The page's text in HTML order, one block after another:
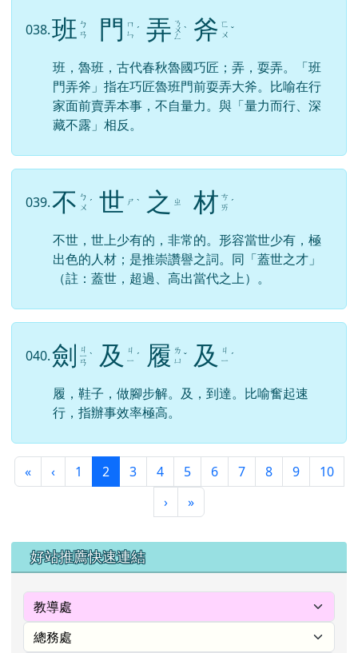
038.班 ㄅ
ㄢ
門
ㄇ
ㄣ ˊ 弄 ㄋ
ㄨ
ㄥ
ˋ 斧 ㄈ
ㄨ ˇ
班，魯班，古代春秋魯國巧匠；弄，耍弄。「班
門弄斧」指在巧匠魯班門前耍弄大斧。比喻在行
家面前賣弄本事，不自量力。與「量力而行、深
藏不露」相反。
039.不 ㄅ
ㄨ ˊ 世 ㄕ ˋ 之 ㄓ 材 ㄘ
ㄞ ˊ
不世，世上少有的，非常的。形容當世少有，極
出色的人材；是推崇讚譽之詞。同「蓋世之才」
（註：蓋世，超過、高出當代之上）。
040.劍 ㄐ
ㄧ
ㄢ
ˋ 及
ㄐ
ㄧ ˊ 履 ㄌ
ㄩ ˇ 及
ㄐ
ㄧ ˊ
履，鞋子，做腳步解。及，到達。比喻奮起速
行，指辦事效率極高。
«第一頁
‹上一頁
1 2(目前頁次)
3 4 5 6 7 8 9
10
›下一頁
»最後頁
左邊區域內容
好站推薦快速連結